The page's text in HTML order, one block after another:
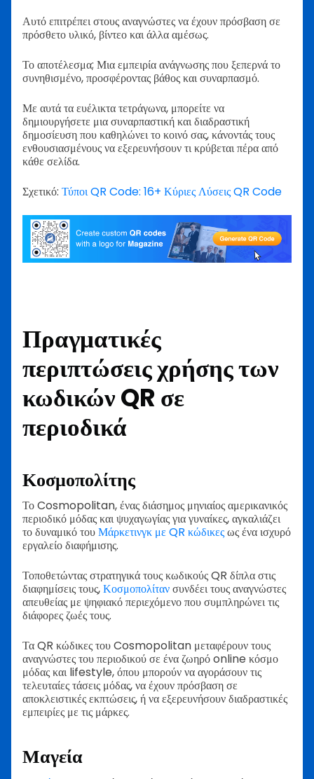
Αυτό επιτρέπει στους αναγνώστες να έχουν πρόσβαση σε
πρόσθετο υλικό, βίντεο και άλλα αμέσως.
Το αποτέλεσμα; Μια εμπειρία ανάγνωσης που ξεπερνά το
συνηθισμένο, προσφέροντας βάθος και συναρπασμό.
Με αυτά τα ευέλικτα τετράγωνα, μπορείτε να
δημιουργήσετε μια συναρπαστική και διαδραστική
δημοσίευση που καθηλώνει το κοινό σας, κάνοντάς τους
ενθουσιασμένους να εξερευνήσουν τι κρύβεται πέρα από
κάθε σελίδα.
Σχετικό: Τύποι QR Code: 16+ Κύριες Λύσεις QR Code
Πραγματικές
περιπτώσεις χρήσης των
κωδικών QR σε
περιοδικά
Κοσμοπολίτης
Το Cosmopolitan, ένας διάσημος μηνιαίος αμερικανικός
περιοδικό μόδας και ψυχαγωγίας για γυναίκες, αγκαλιάζει
το δυναμικό τουΜάρκετινγκ με QR κώδικεςως ένα ισχυρό
εργαλείο διαφήμισης.
Τοποθετώντας στρατηγικά τους κωδικούς QR δίπλα στις
διαφημίσεις τους,Κοσμοπολίτανσυνδέει τους αναγνώστες
απευθείας με ψηφιακό περιεχόμενο που συμπληρώνει τις
διάφορες ζωές τους.
Τα QR κώδικες του Cosmopolitan μεταφέρουν τους
αναγνώστες του περιοδικού σε ένα ζωηρό online κόσμο
μόδας και lifestyle, όπου μπορούν να αγοράσουν τις
τελευταίες τάσεις μόδας, να έχουν πρόσβαση σε
αποκλειστικές εκπτώσεις, ή να εξερευνήσουν διαδραστικές
εμπειρίες με τις μάρκες.
Μαγεία